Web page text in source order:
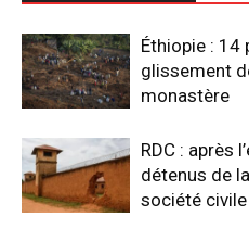
Éthiopie : 14
glissement
monastère
RDC : après
détenus de
société